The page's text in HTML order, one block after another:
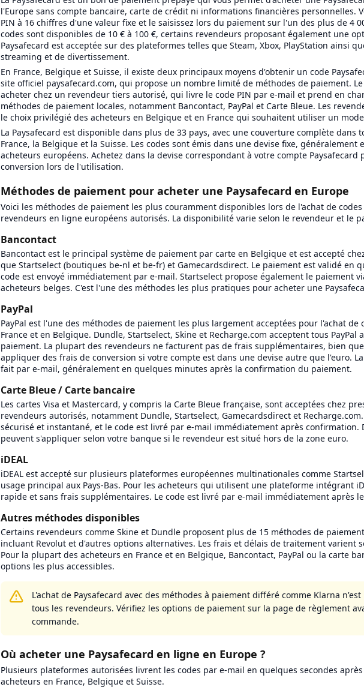
l'Europe sans compte bancaire, carte de crédit ni informations financières personnelles.
PIN à 16 chiffres d'une valeur fixe et le saisissez lors du paiement sur l'un des plus de 4
codes sont disponibles de 10 € à 100 €, certains revendeurs proposant également une
Paysafecard est acceptée sur des plateformes telles que Steam, Xbox, PlayStation ainsi
streaming et de divertissement.
En France, Belgique et Suisse, il existe deux principaux moyens d'obtenir un code
site officiel paysafecard.com, qui propose un nombre limité de méthodes de paiement.
acheter chez un revendeur tiers autorisé, qui livre le code PIN par e-mail et prend en
méthodes de paiement locales, notamment Bancontact, PayPal et Carte Bleue. Les
le choix privilégié des acheteurs en Belgique et en France qui souhaitent utiliser un
La Paysafecard est disponible dans plus de 33 pays, avec une couverture complète dans
France, la Belgique et la Suisse. Les codes sont émis dans une devise fixe, généralement
acheteurs européens. Achetez dans la devise correspondant à votre compte Paysafecard
conversion lors de l'utilisation.
Méthodes de paiement pour acheter une Paysafecard en Europe
Voici les méthodes de paiement les plus couramment disponibles lors de l'achat de codes
revendeurs en ligne européens autorisés. La disponibilité varie selon le revendeur et le
Bancontact
Bancontact est le principal système de paiement par carte en Belgique et est accepté
que Startselect (boutiques be-nl et be-fr) et Gamecardsdirect. Le paiement est validé en
code est envoyé immédiatement par e-mail. Startselect propose également le paiement
acheteurs belges. C'est l'une des méthodes les plus pratiques pour acheter une
PayPal
PayPal est l'une des méthodes de paiement les plus largement acceptées pour l'achat de
France et en Belgique. Dundle, Startselect, Skine et Recharge.com acceptent tous PayPal
paiement. La plupart des revendeurs ne facturent pas de frais supplémentaires, bien que
appliquer des frais de conversion si votre compte est dans une devise autre que l'euro.
fait par e-mail, généralement en quelques minutes après la confirmation du paiement.
Carte Bleue / Carte bancaire
Les cartes Visa et Mastercard, y compris la Carte Bleue française, sont acceptées chez
revendeurs autorisés, notamment Dundle, Startselect, Gamecardsdirect et
sécurisé et instantané, et le code est livré par e-mail immédiatement après confirmation.
peuvent s'appliquer selon votre banque si le revendeur est situé hors de la zone euro.
iDEAL
iDEAL est accepté sur plusieurs plateformes européennes multinationales comme
usage principal aux Pays-Bas. Pour les acheteurs qui utilisent une plateforme intégrant
rapide et sans frais supplémentaires. Le code est livré par e-mail immédiatement après
Autres méthodes disponibles
Certains revendeurs comme Skine et Dundle proposent plus de 15 méthodes de
incluant Revolut et d'autres options alternatives. Les frais et délais de traitement varient
Pour la plupart des acheteurs en France et en Belgique, Bancontact, PayPal ou la carte
options les plus accessibles.
L'achat de Paysafecard avec des méthodes à paiement différé comme Klarna
tous les revendeurs. Vérifiez les options de paiement sur la page de règlement
commande.
Où acheter une Paysafecard en ligne en Europe ?
Plusieurs plateformes autorisées livrent les codes par e-mail en quelques secondes
acheteurs en France, Belgique et Suisse.